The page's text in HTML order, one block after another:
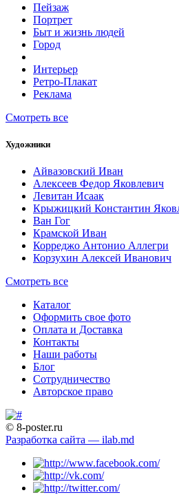
Пейзаж
Портрет
Быт и жизнь людей
Город
Интерьер
Ретро-Плакат
Реклама
Смотреть все
Художники
Айвазовский Иван
Алексеев Федор Яковлевич
Левитан Исаак
Крыжицкий Константин
Ван Гог
Крамской Иван
Корреджо Антонио Аллегри
Корзухин Алексей Иванович
Смотреть все
Каталог
Оформить свое фото
Оплата и Доставка
Контакты
Наши работы
Блог
Сотрудничество
Авторское право
© 8-poster.ru
Разработка сайта — ilab.md